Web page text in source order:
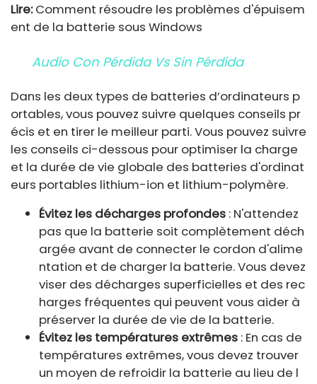
Lire:Comment résoudre les problèmes d'épuisem
ent de la batterie sous Windows
Audio Con Pérdida Vs Sin Pérdida
Dans les deux types de batteries d’ordinateurs p
ortables, vous pouvez suivre quelques conseils pr
écis et en tirer le meilleur parti. Vous pouvez suivre
les conseils ci-dessous pour optimiser la charge
et la durée de vie globale des batteries d'ordinat
eurs portables lithium-ion et lithium-polymère.
Évitez les décharges profondes : N'attendez
pas que la batterie soit complètement déch
argée avant de connecter le cordon d'alime
ntation et de charger la batterie. Vous devez
viser des décharges superficielles et des rec
harges fréquentes qui peuvent vous aider à
préserver la durée de vie de la batterie.
Évitez les températures extrêmes : En cas de
températures extrêmes, vous devez trouver
un moyen de refroidir la batterie au lieu de l